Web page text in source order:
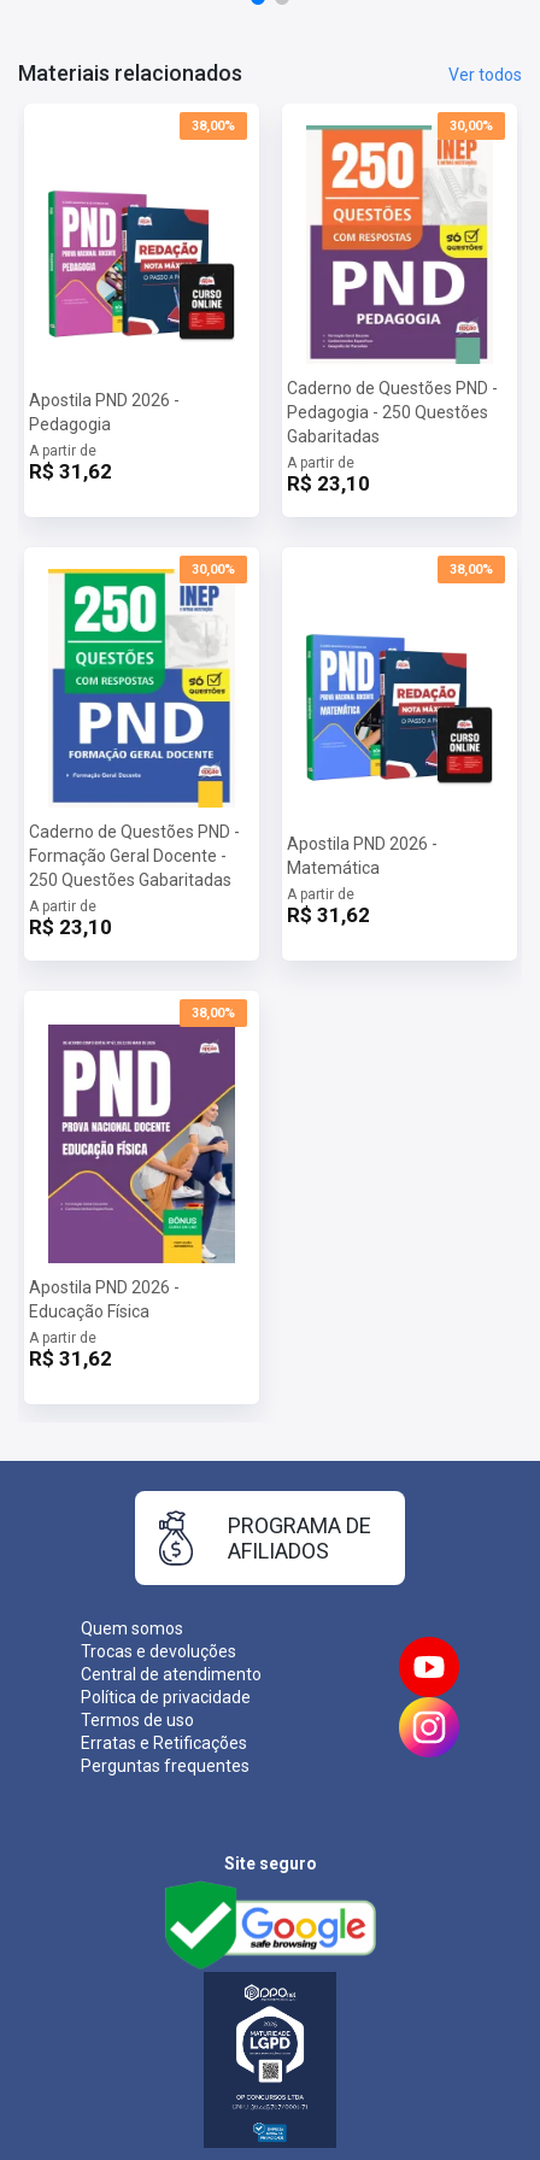
Vagas: Cadastro Reserva
Taxa de Inscrição: R$ 85,00
Materiais relacionados Ver todos
38,00%
Apostila PND 2026 -
Pedagogia
A partir de
R$ 31,62
30,00%
Caderno de Questões PND -
Pedagogia - 250 Questões
Gabaritadas
A partir de
R$ 23,10
30,00%
Caderno de Questões PND -
Formação Geral Docente -
250 Questões Gabaritadas
A partir de
R$ 23,10
38,00%
Apostila PND 2026 -
Matemática
A partir de
R$ 31,62
38,00%
Apostila PND 2026 -
Educação Física
A partir de
R$ 31,62
Quem somos
Trocas e devoluções
Central de atendimento
Política de privacidade
Termos de uso
Erratas e Retificações
Perguntas frequentes
PROGRAMA DE
AFILIADOS
Site seguro